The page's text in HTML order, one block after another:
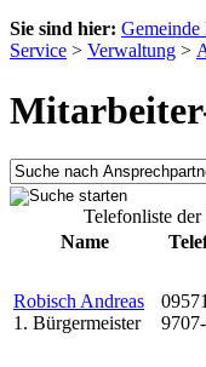
Sie sind hier:
Service > Verwaltung >
Telefonliste
Name
Robisch Andreas
1. Bürgermeister
09571